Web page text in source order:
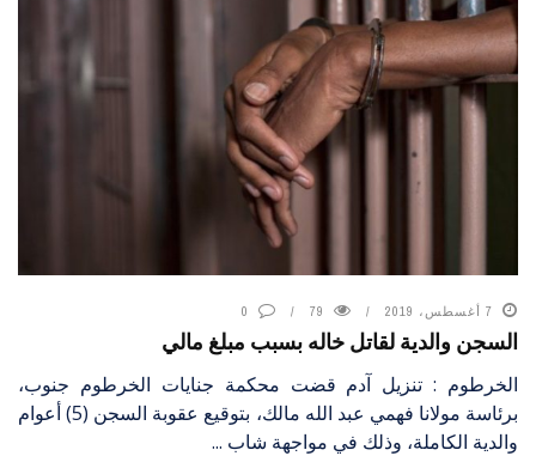
7 أغسطس، 2019 79
0
السجن والدية لقاتل خاله بسبب مبلغ مالي
الخرطوم : تنزيل آدم قضت محكمة جنايات الخرطوم جنوب،
برئاسة مولانا فهمي عبد الله مالك، بتوقيع عقوبة السجن (5) أعوام
والدية الكاملة، وذلك في مواجهة شاب ...